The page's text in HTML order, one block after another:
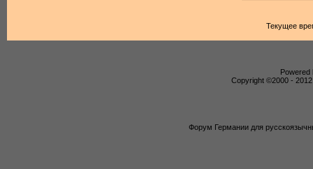
Текущее
Powered
Copyright ©2000 -
Форум Германии для